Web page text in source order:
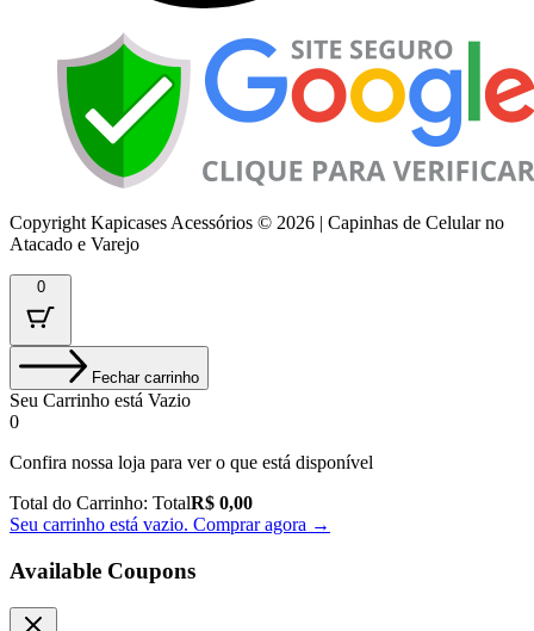
Copyright Kapicases Acessórios © 2026 | Capinhas de Celular no
Atacado e Varejo
0
Fechar carrinho
Seu Carrinho está Vazio
0
Confira nossa loja para ver o que está disponível
Total do Carrinho: TotalR$ 0,00
Seu carrinho está vazio. Comprar agora →
Available Coupons